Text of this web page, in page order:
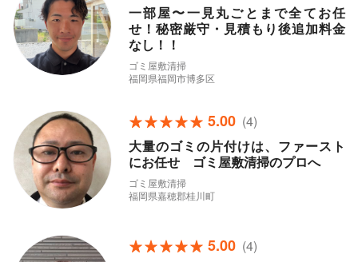
一部屋〜一見丸ごとまで全てお任
せ！秘密厳守・見積もり後追加料金
なし！！
ゴミ屋敷清掃
福岡県福岡市博多区
5.00 (4)
大量のゴミの片付けは、ファースト
にお任せ ゴミ屋敷清掃のプロへ
ゴミ屋敷清掃
福岡県嘉穂郡桂川町
5.00 (4)